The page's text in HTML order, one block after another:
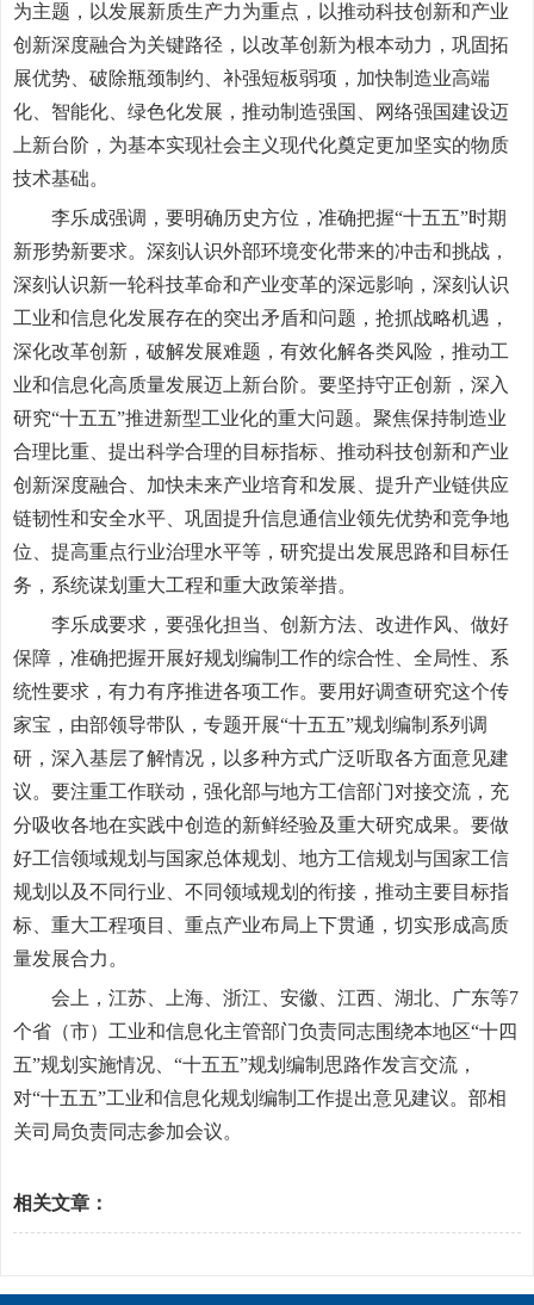
为主题，以发展新质生产力为重点，以推动科技创新和产业
创新深度融合为关键路径，以改革创新为根本动力，巩固拓
展优势、破除瓶颈制约、补强短板弱项，加快制造业高端
化、智能化、绿色化发展，推动制造强国、网络强国建设迈
上新台阶，为基本实现社会主义现代化奠定更加坚实的物质
技术基础。
李乐成强调，要明确历史方位，准确把握“十五五”时期
新形势新要求。深刻认识外部环境变化带来的冲击和挑战，
深刻认识新一轮科技革命和产业变革的深远影响，深刻认识
工业和信息化发展存在的突出矛盾和问题，抢抓战略机遇，
深化改革创新，破解发展难题，有效化解各类风险，推动工
业和信息化高质量发展迈上新台阶。要坚持守正创新，深入
研究“十五五”推进新型工业化的重大问题。聚焦保持制造业
合理比重、提出科学合理的目标指标、推动科技创新和产业
创新深度融合、加快未来产业培育和发展、提升产业链供应
链韧性和安全水平、巩固提升信息通信业领先优势和竞争地
位、提高重点行业治理水平等，研究提出发展思路和目标任
务，系统谋划重大工程和重大政策举措。
李乐成要求，要强化担当、创新方法、改进作风、做好
保障，准确把握开展好规划编制工作的综合性、全局性、系
统性要求，有力有序推进各项工作。要用好调查研究这个传
家宝，由部领导带队，专题开展“十五五”规划编制系列调
研，深入基层了解情况，以多种方式广泛听取各方面意见建
议。要注重工作联动，强化部与地方工信部门对接交流，充
分吸收各地在实践中创造的新鲜经验及重大研究成果。要做
好工信领域规划与国家总体规划、地方工信规划与国家工信
规划以及不同行业、不同领域规划的衔接，推动主要目标指
标、重大工程项目、重点产业布局上下贯通，切实形成高质
量发展合力。
会上，江苏、上海、浙江、安徽、江西、湖北、广东等7
个省（市）工业和信息化主管部门负责同志围绕本地区“十四
五”规划实施情况、“十五五”规划编制思路作发言交流，
对“十五五”工业和信息化规划编制工作提出意见建议。部相
关司局负责同志参加会议。
相关文章：